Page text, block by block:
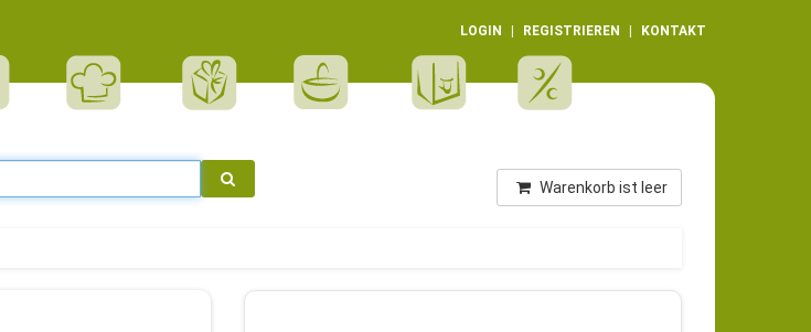
LOGIN REGISTRIEREN KONTAKT
Warenkorb ist leer